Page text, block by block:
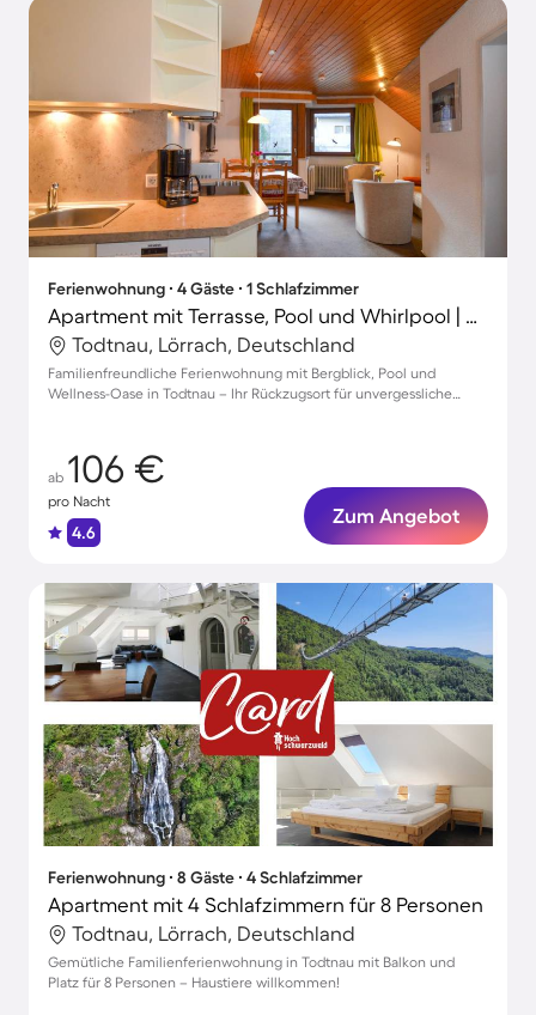
Ferienwohnung ∙ 4 Gäste ∙ 1 Schlafzimmer
Apartment mit Terrasse, Pool und Whirlpool | Bergblick
Todtnau, Lörrach, Deutschland
Familienfreundliche Ferienwohnung mit Bergblick, Pool und
Wellness-Oase in Todtnau – Ihr Rückzugsort für unvergessliche
ab 106 €
pro Nacht
4.6
Zum Angebot
Ferienwohnung ∙ 8 Gäste ∙ 4 Schlafzimmer
Apartment mit 4 Schlafzimmern für 8 Personen
Todtnau, Lörrach, Deutschland
Gemütliche Familienferienwohnung in Todtnau mit Balkon und
Platz für 8 Personen – Haustiere willkommen!